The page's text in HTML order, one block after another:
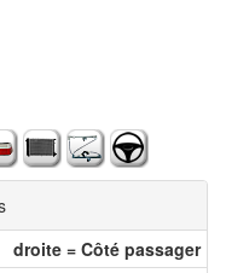
droite = Côté passager